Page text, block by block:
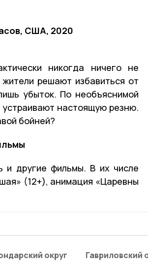
США, 2020
никогда ничего не
решают избавиться от
убыток. По необъяснимой
настоящую резню.
бойней?
и другие фильмы. В их числе
(12+), анимация «Царевны
округ Гавриловский